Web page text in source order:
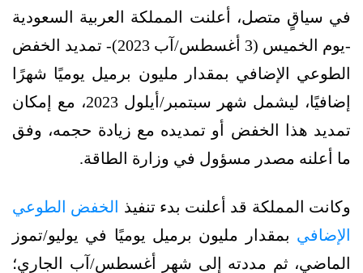
في سياقٍ متصل، أعلنت المملكة العربية السعودية
-يوم الخميس (3 أغسطس/آب 2023)- تمديد الخفض
الطوعي الإضافي بمقدار مليون برميل يوميًا شهرًا
إضافيًا، ليشمل شهر سبتمبر/أيلول 2023، مع إمكان
تمديد هذا الخفض أو تمديده مع زيادة حجمه، وفق
ما أعلنه مصدر مسؤول في وزارة الطاقة.
وكانت المملكة قد أعلنت بدء تنفيذ
الخفض الطوعي
الإضافي بمقدار مليون برميل يوميًا في يوليو/تموز
الماضي، ثم مددته إلى شهر أغسطس/آب الجاري؛